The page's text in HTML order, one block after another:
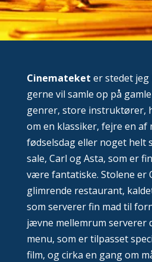
Cinemateket er stedet
gerne vil samle op på
genrer, store instruktører,
om en klassiker, fejre en af
fødselsdag eller noget helt
sale, Carl og Asta, som er
være fantatiske. Stolene er
glimrende restaurant,
som serverer fin mad til
jævne mellemrum serverer
menu, som er tilpasset
film, og cirka en gang om